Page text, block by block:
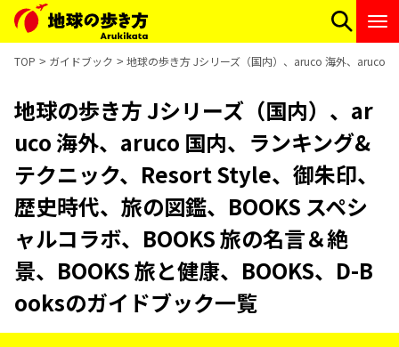
TOP ガイドブック 地球の歩き方 Jシリーズ（国内）、aruco 海外、aruco
地球の歩き方 Jシリーズ（国内）、ar
uco 海外、aruco 国内、ランキング&
テクニック、Resort Style、御朱印、
歴史時代、旅の図鑑、BOOKS スペシ
ャルコラボ、BOOKS 旅の名言＆絶
景、BOOKS 旅と健康、BOOKS、D-B
ooksのガイドブック一覧